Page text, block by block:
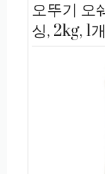
오뚜기 오
싱, 2kg, 1개